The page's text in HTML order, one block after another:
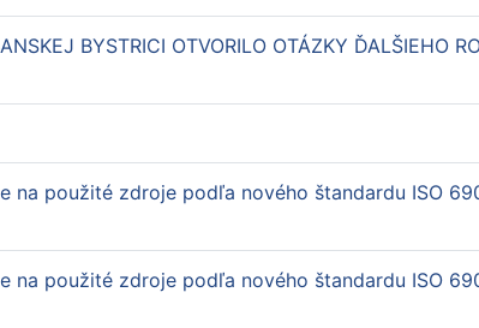
BYSTRICI OTVORILO OTÁZKY ĎALŠIEHO
na použité zdroje podľa nového štandardu ISO
na použité zdroje podľa nového štandardu ISO